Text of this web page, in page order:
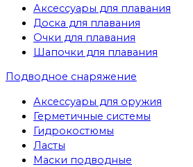
Аксессуары для плавания
Доска для плавания
Очки для плавания
Шапочки для плавания
Подводное снаряжение
Аксессуары для оружия
Герметичные системы
Гидрокостюмы
Ласты
Маски подводные